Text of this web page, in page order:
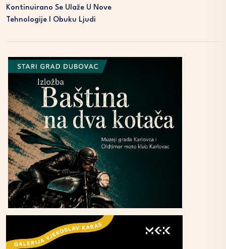
Kontinuirano Se Ulaže U Nove
Tehnologije I Obuku Ljudi